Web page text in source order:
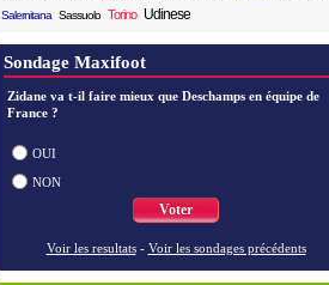
Salernitana Sassuolo Torino Udinese
Sondage Maxifoot
Zidane va t-il faire mieux que Deschamps en équipe de
France ?
OUI
NON
Voter
Voir les resultats - Voir les sondages précédents